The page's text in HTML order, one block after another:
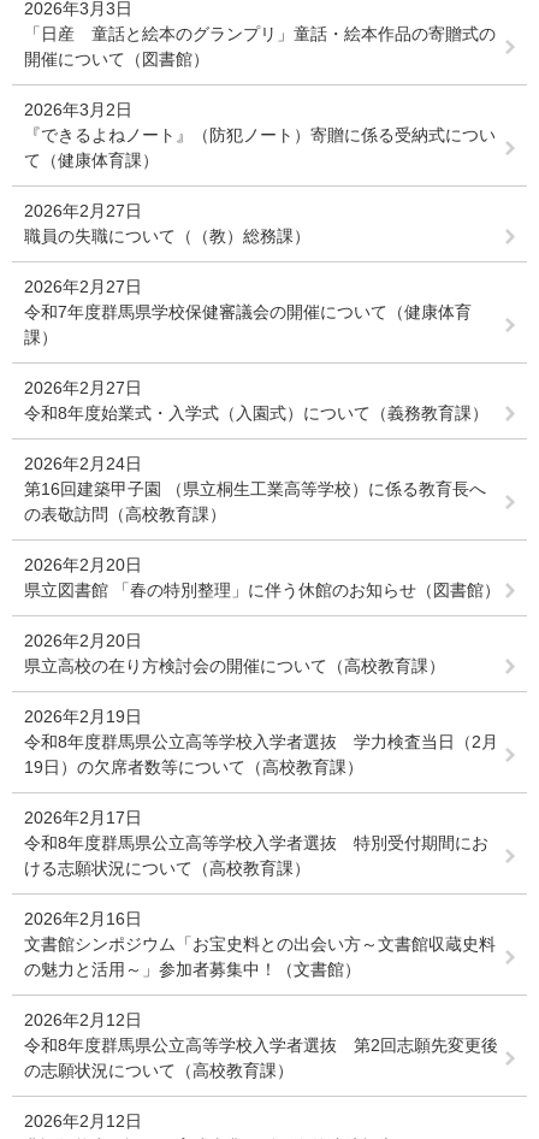
2026年3月3日
「日産 童話と絵本のグランプリ」童話・絵本作品の寄贈式の
開催について（図書館）
2026年3月2日
『できるよねノート』（防犯ノート）寄贈に係る受納式につい
て（健康体育課）
2026年2月27日
職員の失職について（（教）総務課）
2026年2月27日
令和7年度群馬県学校保健審議会の開催について（健康体育
課）
2026年2月27日
令和8年度始業式・入学式（入園式）について（義務教育課）
2026年2月24日
第16回建築甲子園 （県立桐生工業高等学校）に係る教育長へ
の表敬訪問（高校教育課）
2026年2月20日
県立図書館 「春の特別整理」に伴う休館のお知らせ（図書館）
2026年2月20日
県立高校の在り方検討会の開催について（高校教育課）
2026年2月19日
令和8年度群馬県公立高等学校入学者選抜 学力検査当日（2月
19日）の欠席者数等について（高校教育課）
2026年2月17日
令和8年度群馬県公立高等学校入学者選抜 特別受付期間にお
ける志願状況について（高校教育課）
2026年2月16日
文書館シンポジウム「お宝史料との出会い方～文書館収蔵史料
の魅力と活用～」参加者募集中！（文書館）
2026年2月12日
令和8年度群馬県公立高等学校入学者選抜 第2回志願先変更後
の志願状況について（高校教育課）
2026年2月12日